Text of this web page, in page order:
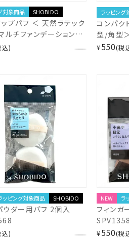
対象商品 SHOBIDO
プパフ ＜ 天然ラテック
ルチファンデーションパ
スポンジ 粧美堂
込
ラッピング
コンパク
型/角型
¥550 税
ッピング対象商品 SHOBIDO
ウダー用パフ 2個入
込
NEW ラ
フィンガ
¥550 税